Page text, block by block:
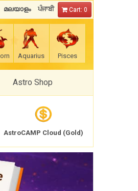
മലയാളം ਪੰਜਾਬੀ Cart: 0
Aquarius Pisces
Astro Shop
AstroCAMP Cloud (Gold)